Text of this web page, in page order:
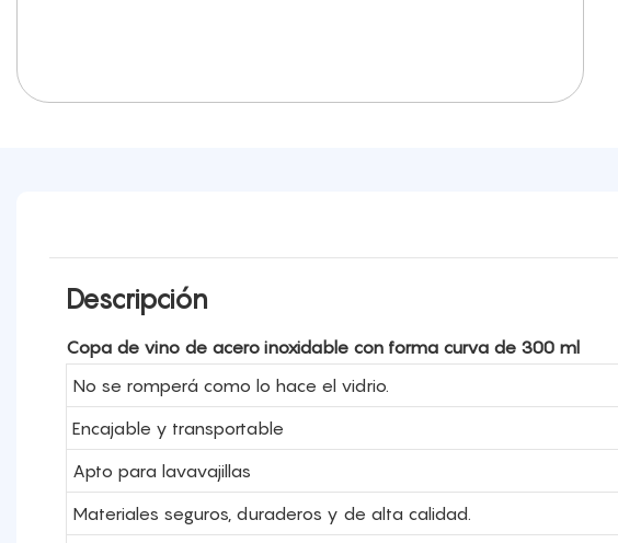
Descripción
Copa de vino de acero inoxidable con forma curva de 300 ml
No se romperá como lo hace el vidrio.
Encajable y transportable
Apto para lavavajillas
Materiales seguros, duraderos y de alta calidad.